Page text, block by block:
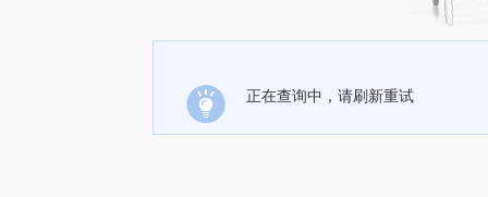
正在查询中，请刷新重试